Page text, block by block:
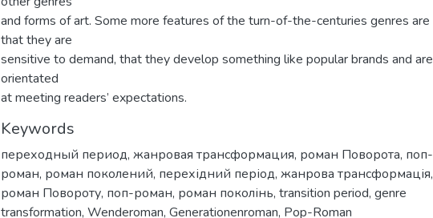
and forms of art. Some more features of the turn-of-the-centuries genres are
that they are
sensitive to demand, that they develop something like popular brands and are
orientated
at meeting readers’ expectations.
Keywords
переходный период, жанровая трансформация, роман Поворота, поп-
роман, роман поколений, перехідний період, жанрова трансформація,
роман Повороту, поп-роман, роман поколінь, transition period, genre
transformation, Wenderoman, Generationenroman, Pop-Roman